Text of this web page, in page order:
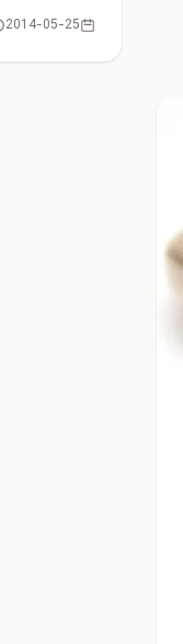
2014-05-25